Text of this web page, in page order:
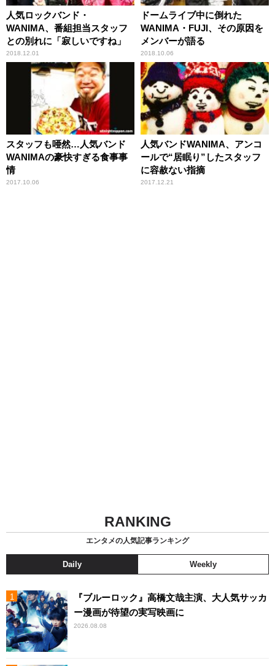
人気ロックバンド・
WANIMA、番組担当スタッフ
との別れに「寂しいですね」
2018.12.01
ドームライブ中に倒れた
WANIMA・FUJI、その原因を
メンバーが語る
2018.10.06
スタッフも唖然…人気バンド
WANIMAの豪快すぎる食事事
情
2017.10.06
人気バンドWANIMA、アンコ
ールで“居眠り”したスタッフ
に容赦ない指摘
2017.12.21
RANKING
エンタメの人気記事ランキング
Daily Weekly
『ブルーロック』高橋文哉主演、大人気サッカ
ー漫画が待望の実写映画に
2026.08.08